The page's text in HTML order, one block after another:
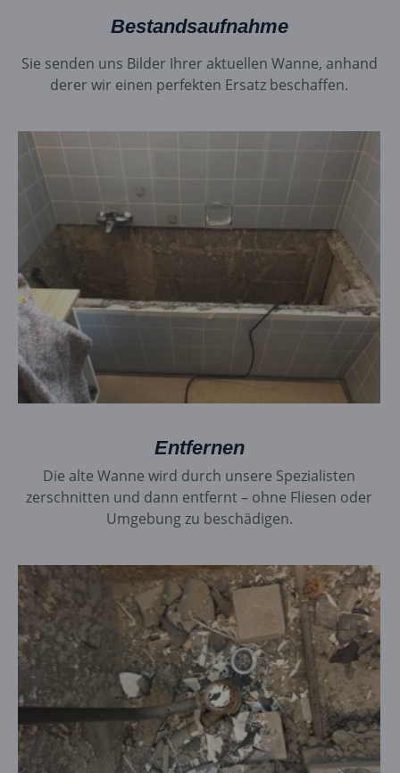
Bestandsaufnahme
Sie senden uns Bilder Ihrer aktuellen Wanne, anhand
derer wir einen perfekten Ersatz beschaffen.
Entfernen
Die alte Wanne wird durch unsere Spezialisten
zerschnitten und dann entfernt – ohne Fliesen oder
Umgebung zu beschädigen.